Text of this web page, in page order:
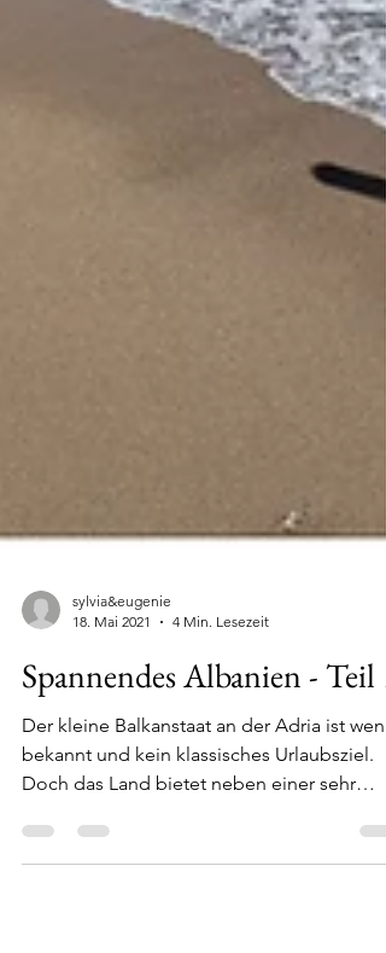
18. Mai 2021
4 Min. Lesezeit
Spannendes Albanien - Teil 1
Der kleine Balkanstaat an der Adria ist
Doch das Land bietet neben einer sehr
grünen...